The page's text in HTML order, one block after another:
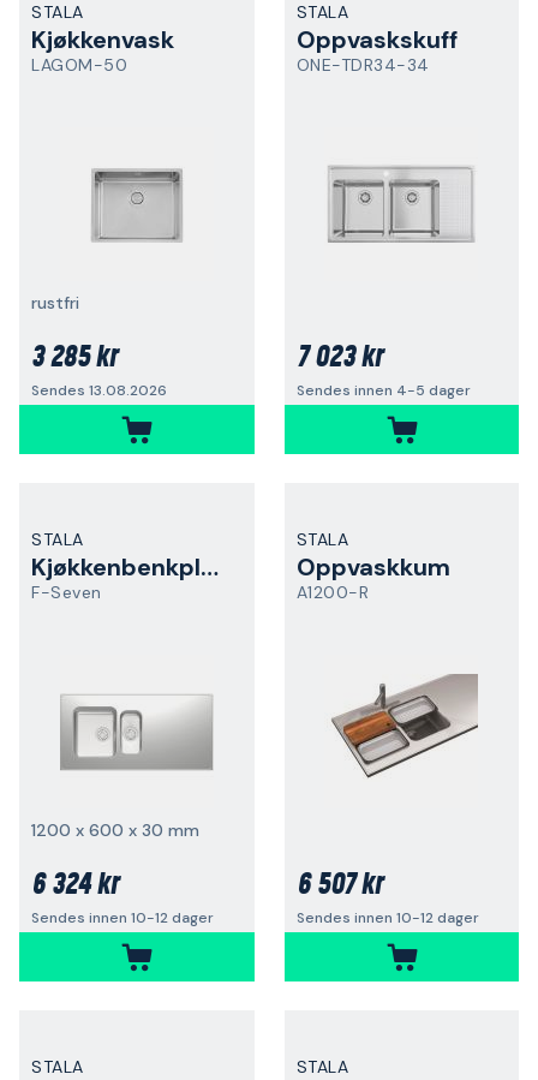
STALA
Kjøkkenvask
LAGOM-50
rustfri
3 285 kr
Sendes 13.08.2026
STALA
Oppvaskskuff
ONE-TDR34-34
7 023 kr
Sendes innen 4-5 dager
STALA
Kjøkkenbenkplate
F-Seven
1200 x 600 x 30 mm
6 324 kr
Sendes innen 10-12 dager
STALA
Oppvaskkum
A1200-R
6 507 kr
Sendes innen 10-12 dager
STALA STALA